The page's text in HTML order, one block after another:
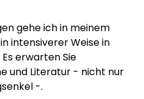
gehe ich in meinem
intensiverer Weise in
erwarten Sie
und Literatur - nicht nur
-.